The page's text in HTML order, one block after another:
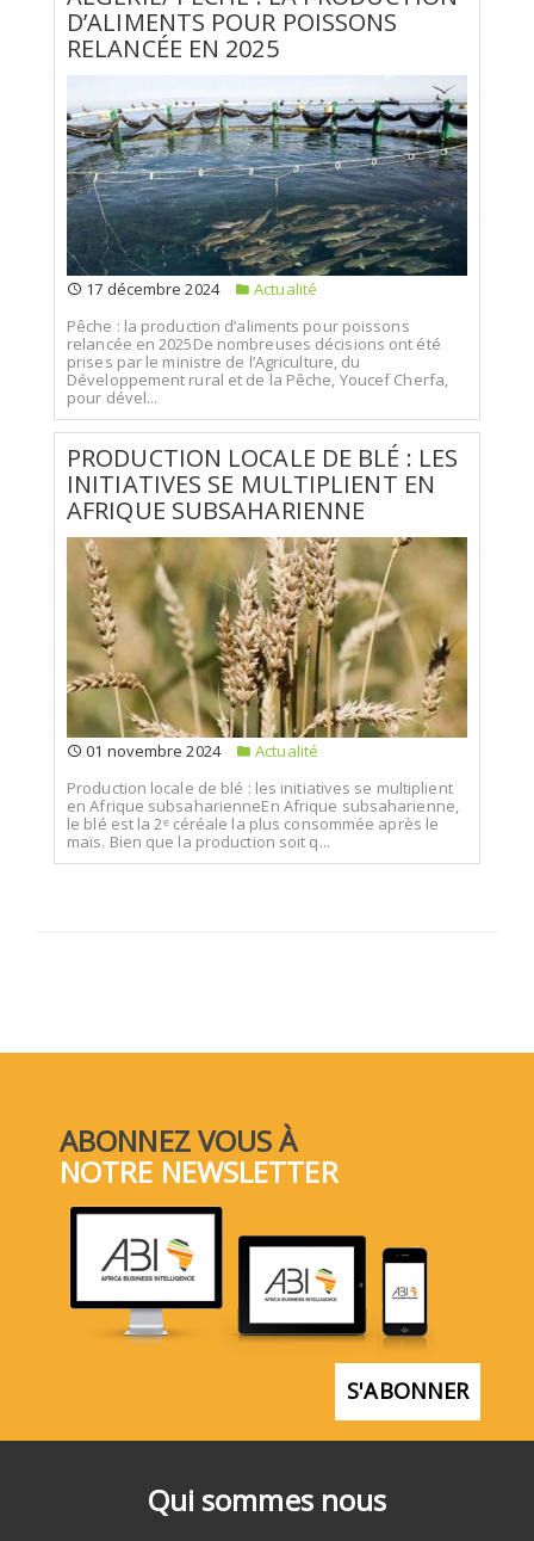
D’ALIMENTS POUR POISSONS
RELANCÉE EN 2025
17 décembre 2024
Actualité
Pêche : la production d’aliments pour poissons
relancée en 2025De nombreuses décisions ont été
prises par le ministre de l’Agriculture, du
Développement rural et de la Pêche, Youcef Cherfa,
pour dével...
PRODUCTION LOCALE DE BLÉ : LES
INITIATIVES SE MULTIPLIENT EN
AFRIQUE SUBSAHARIENNE
01 novembre 2024
Actualité
Production locale de blé : les initiatives se multiplient
en Afrique subsaharienneEn Afrique subsaharienne,
le blé est la 2ᵉ céréale la plus consommée après le
maïs. Bien que la production soit q...
Qui sommes nous
ABONNEZ VOUS À
NOTRE NEWSLETTER
S'ABONNER